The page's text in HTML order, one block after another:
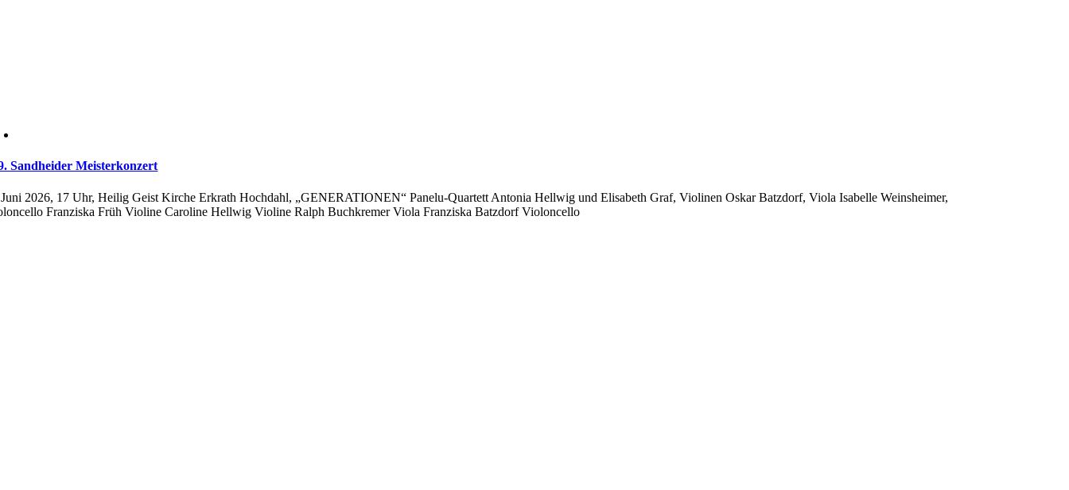
Sandheider Meisterkonzert
2026, 17 Uhr, Heilig Geist Kirche Erkrath Hochdahl, „GENERATIONEN“ Panelu-Quartett Antonia Hellwig und Elisabeth Graf, Violinen Oskar Batzdorf, Viola Isabelle Weinsheimer,
Franziska Früh Violine Caroline Hellwig Violine Ralph Buchkremer Viola Franziska Batzdorf Violoncello